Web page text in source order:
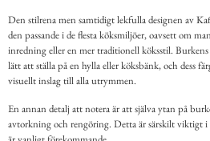
Den stilrena men samtidigt lekfulla designen av
den passande i de flesta köksmiljöer, oavsett om
inredning eller en mer traditionell köksstil.
lätt att ställa på en hylla eller köksbänk, och dess
visuellt inslag till alla utrymmen.
En annan detalj att notera är att själva ytan på
avtorkning och rengöring. Detta är särskilt viktigt i